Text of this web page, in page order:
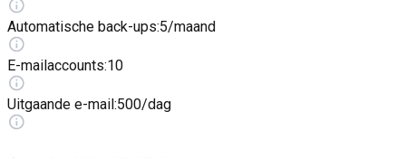
Automatische back-ups:5/maand
E-mailaccounts:10
Uitgaande e-mail:500/dag